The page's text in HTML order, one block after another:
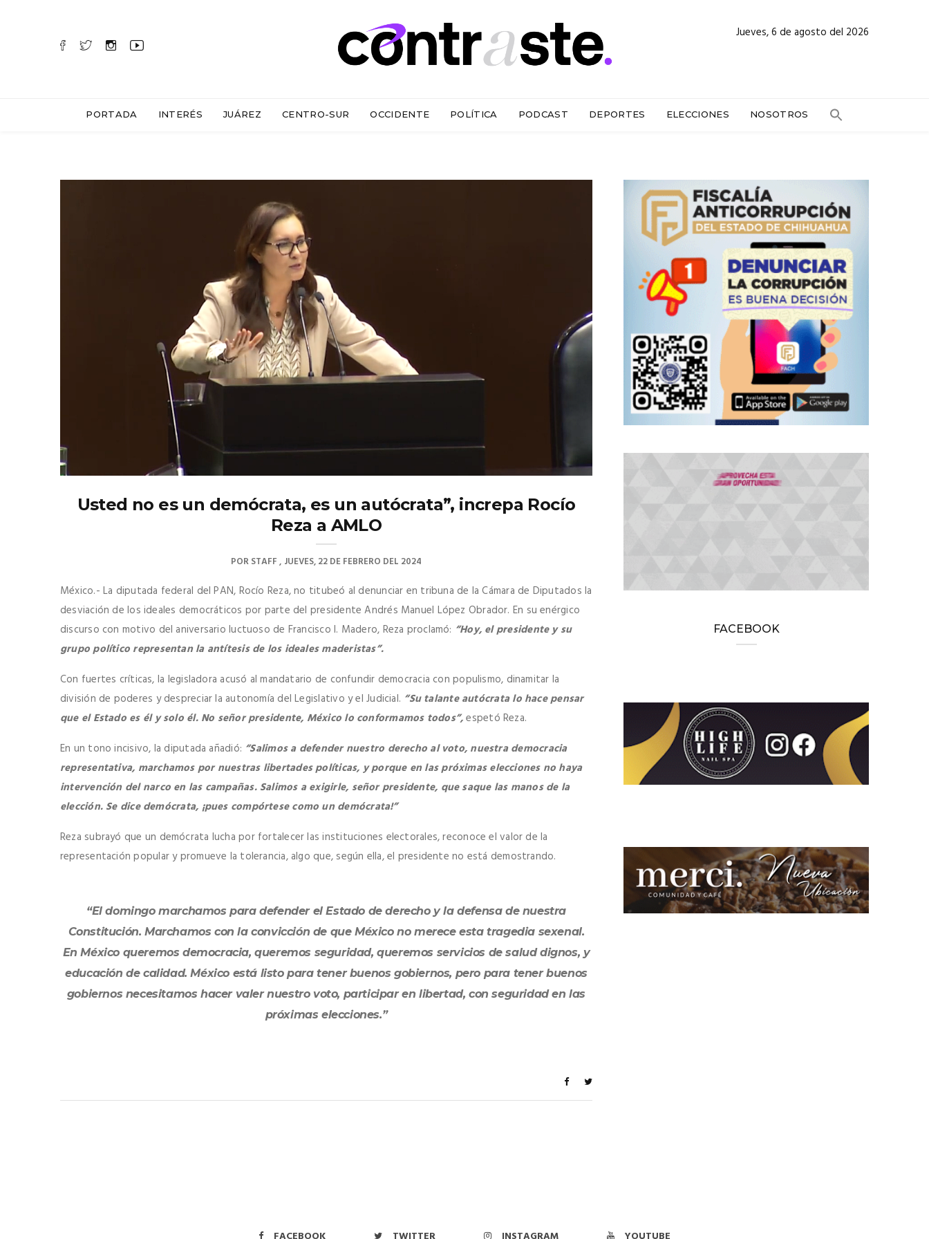
Jueves, 6 de agosto del 2026
PORTADA INTERÉS JUÁREZ CENTRO-SUR OCCIDENTE POLÍTICA PODCAST DEPORTES ELECCIONES NOSOTROS
Usted no es un demócrata, es un autócrata”, increpa Rocío
Reza a AMLO
PORSTAFF JUEVES, 22 DE FEBRERO DEL 2024
México.- La diputada federal del PAN, Rocío Reza, no titubeó al denunciar en tribuna de la Cámara de Diputados la
desviación de los ideales democráticos por parte del presidente Andrés Manuel López Obrador. En su enérgico
discurso con motivo del aniversario luctuoso de Francisco I. Madero, Reza proclamó: “Hoy, el presidente y su
grupo político representan la antítesis de los ideales maderistas”.
Con fuertes críticas, la legisladora acusó al mandatario de confundir democracia con populismo, dinamitar la
división de poderes y despreciar la autonomía del Legislativo y el Judicial. “Su talante autócrata lo hace pensar
que el Estado es él y solo él. No señor presidente, México lo conformamos todos”,espetó Reza.
En un tono incisivo, la diputada añadió: “Salimos a defender nuestro derecho al voto, nuestra democracia
representativa, marchamos por nuestras libertades políticas, y porque en las próximas elecciones no haya
intervención del narco en las campañas. Salimos a exigirle, señor presidente, que saque las manos de la
elección. Se dice demócrata, ¡pues compórtese como un demócrata!”
Reza subrayó que un demócrata lucha por fortalecer las instituciones electorales, reconoce el valor de la
representación popular y promueve la tolerancia, algo que, según ella, el presidente no está demostrando.
“El domingo marchamos para defender el Estado de derecho y la defensa de nuestra
Constitución. Marchamos con la convicción de que México no merece esta tragedia sexenal.
En México queremos democracia, queremos seguridad, queremos servicios de salud dignos, y
educación de calidad. México está listo para tener buenos gobiernos, pero para tener buenos
gobiernos necesitamos hacer valer nuestro voto, participar en libertad, con seguridad en las
próximas elecciones.”
FACEBOOK